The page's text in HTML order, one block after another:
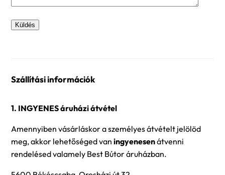
Szállítási információk
1. INGYENES áruházi átvétel
Amennyiben vásárláskor a személyes átvételt jelölöd
meg, akkor lehetőséged van ingyenesenátvenni
rendelésed valamely Best Bútor áruházban.